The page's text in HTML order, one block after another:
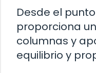
Desde el
proporciona
columnas y
equilibrio y